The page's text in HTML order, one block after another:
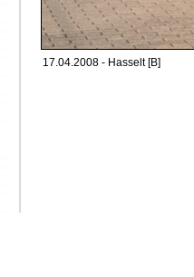
17.04.2008 - Hasselt [B]